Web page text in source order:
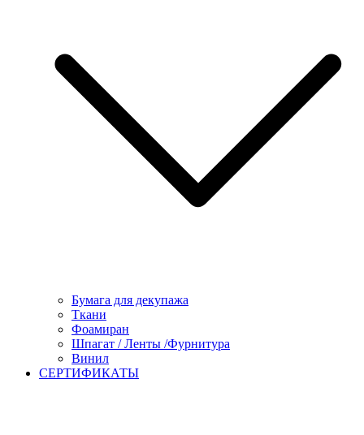
Бумага для декупажа
Ткани
Фоамиран
Шпагат / Ленты /Фурнитура
Винил
СЕРТИФИКАТЫ